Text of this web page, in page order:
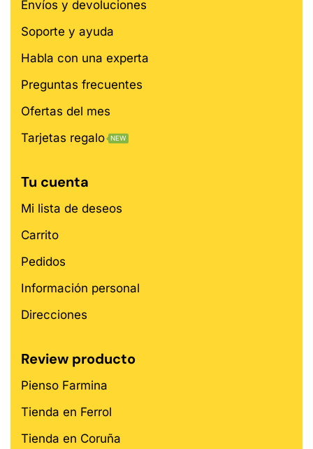
Envíos y devoluciones
Soporte y ayuda
Habla con una experta
Preguntas frecuentes
Ofertas del mes
Tarjetas regalo
NEW
Tu cuenta
Mi lista de deseos
Carrito
Pedidos
Información personal
Direcciones
Review producto
Pienso Farmina
Tienda en Ferrol
Tienda en Coruña